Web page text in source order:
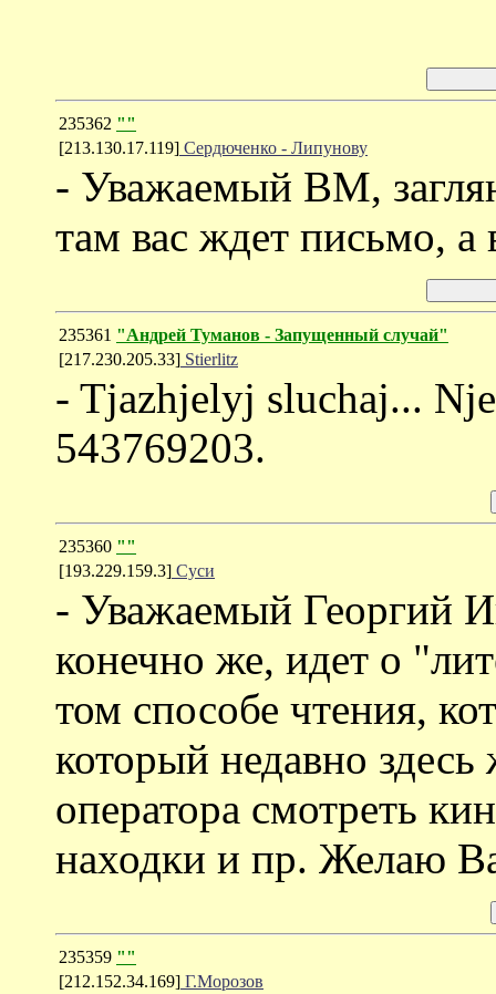
235362 ""
[213.130.17.119] Cердюченко - Липунову
- Уважаемый ВМ,
там вас ждет письмо,
235361 "Андрей Туманов - Запущенный случай"
[217.230.205.33] Stierlitz
- Tjazhjelyj sluchaj...
543769203.
235360 ""
[193.229.159.3] Суси
- Уважаемый Георгий
конечно же, идет о
том способе чтения,
который недавно
оператора смотреть
находки и пр. Желаю
235359 ""
[212.152.34.169] Г.Морозов